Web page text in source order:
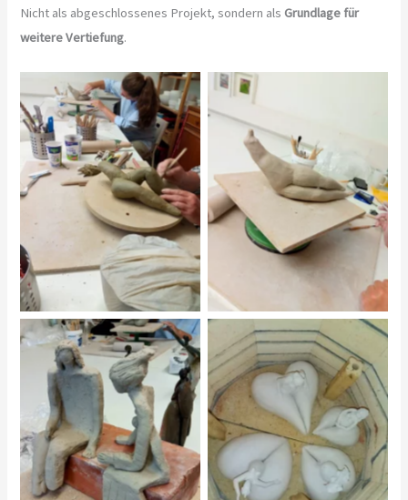
Nicht als abgeschlossenes Projekt, sondern als Grundlage für
weitere Vertiefung.
No Caption No Caption
No Caption No Caption